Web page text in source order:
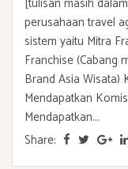
perusahaan travel
sistem yaitu Mitra
Franchise (Cabang
Brand Asia Wisata)
Mendapatkan
Mendapatkan...
Share: